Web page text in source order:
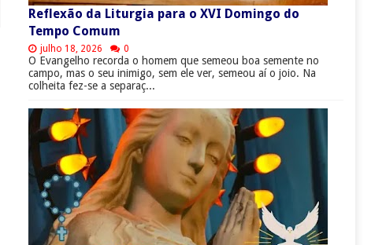
Reflexão da Liturgia para o XVI Domingo do
Tempo Comum
julho 18, 2026 0
O Evangelho recorda o homem que semeou boa semente no
campo, mas o seu inimigo, sem ele ver, semeou aí o joio. Na
colheita fez-se a separaç...